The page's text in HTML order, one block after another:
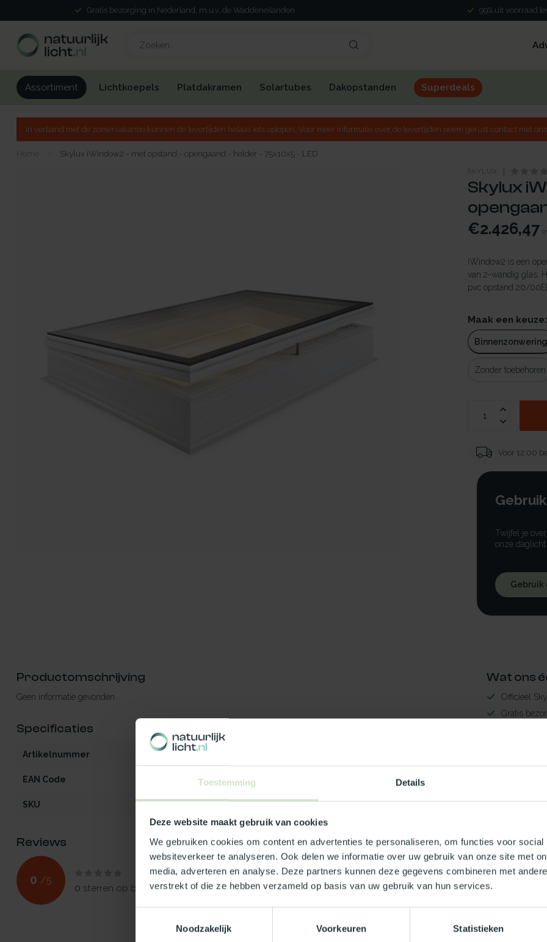
Toestemming Details
Deze website maakt gebruik van cookies
We gebruiken cookies om content en advertenties te personaliseren, om functies voor social
websiteverkeer te analyseren. Ook delen we informatie over uw gebruik van onze site met
media, adverteren en analyse. Deze partners kunnen deze gegevens combineren met
verstrekt of die ze hebben verzameld op basis van uw gebruik van hun services.
Noodzakelijk
Voorkeuren Statistieken
Gratis bezorging in Nederland, m.u.v. de Waddeneilanden 99% uit voorraad
Assortiment Lichtkoepels Platdakramen Solartubes Dakopstanden Superdeals
In verband met de zomervakantie kunnen de levertijden helaas iets oplopen. Voor meer informatie over de levertijden neem gerust contact met ons
Home Skylux iWindow2 - met opstand - opengaand - helder - 75x10x5 - LED
SKYLUX
Skylux
€2.426,47
iWindow2 is een
van 2-wandig glas.
pvc opstand 20/
Maak een keuze:
Binnenzonwering
Zonder toebehoren
Voor 12:00
Twijfel je
onze
Gebruik
Productomschrijving
Geen informatie gevonden
Specificaties
Artikelnummer
EAN Code 5412970969341
SKU 96934
Reviews
0 /5
0 sterren op basis van0beoordelingen
Je beoordeling toevoegen
Wat ons
Officieel
Gratis
Maak
https://